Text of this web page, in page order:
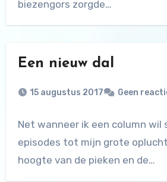
biezengors zorgde…
Een nieuw dal
15 augustus 2017 Geen
Net wanneer ik een column wil
episodes tot mijn grote
hoogte van de pieken en de…